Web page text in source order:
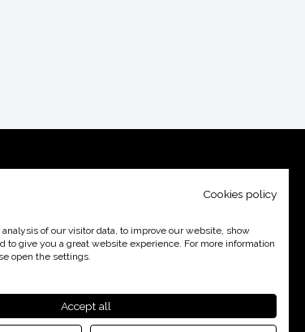
Cookies policy
of our visitor data, to improve our website, show
to give you a great website experience. For more information
open the settings.
Accept all